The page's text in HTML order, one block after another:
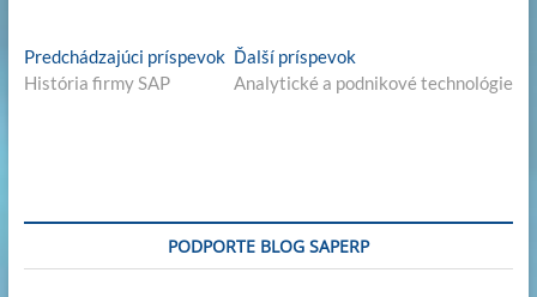
e b er
to
d
y
Navigácia
v
Predchádzajúci príspevokPrevious
post:
História firmy SAP
Ďalší príspevokNext
post:
Analytické a podnikové technológie
PODPORTE BLOG SAPERP